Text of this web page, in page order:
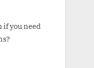
if you need